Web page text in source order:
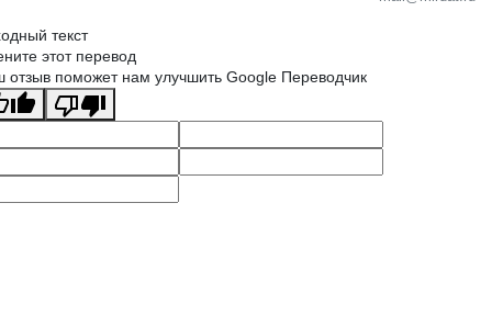
текст
этот перевод
отзыв поможет нам улучшить Google Переводчик